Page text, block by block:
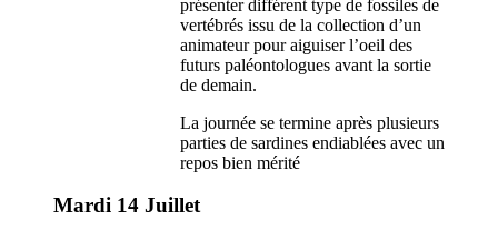
présenter différent type de fossiles de
vertébrés issu de la collection d’un
animateur pour aiguiser l’oeil des
futurs paléontologues avant la sortie
de demain.
La journée se termine après plusieurs
parties de sardines endiablées avec un
repos bien mérité
Mardi 14 Juillet